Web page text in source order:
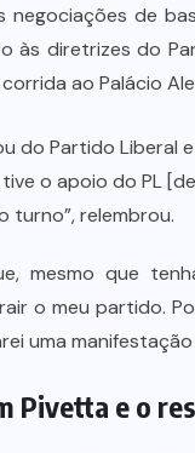
negociações de
às diretrizes do
ao Palácio
do Partido Liberal
o apoio do PL
turno”, relembrou.
mesmo que
o meu partido.
uma
Pivetta e o